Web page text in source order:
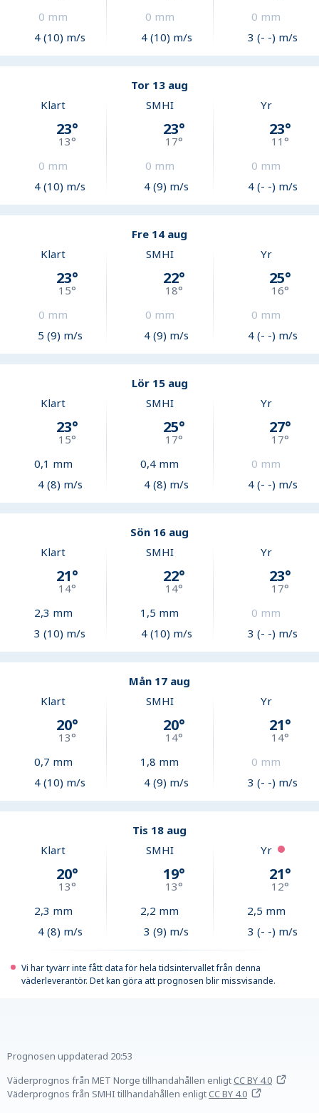
0 mm
4 (10) m/s
0 mm
4 (10) m/s
0 mm
3 (- -) m/s
Tor 13 aug
Klart
23°
13°
0 mm
4 (10) m/s
SMHI
23°
17°
0 mm
4 (9) m/s
Yr
23°
11°
0 mm
4 (- -) m/s
Fre 14 aug
Klart
23°
15°
0 mm
5 (9) m/s
SMHI
22°
18°
0 mm
4 (9) m/s
Yr
25°
16°
0 mm
4 (- -) m/s
Lör 15 aug
Klart
23°
15°
0,1 mm
4 (8) m/s
SMHI
25°
17°
0,4 mm
4 (8) m/s
Yr
27°
17°
0 mm
4 (- -) m/s
Sön 16 aug
Klart
21°
14°
2,3 mm
3 (10) m/s
SMHI
22°
14°
1,5 mm
4 (10) m/s
Yr
23°
17°
0 mm
3 (- -) m/s
Mån 17 aug
Klart
20°
13°
0,7 mm
4 (10) m/s
SMHI
20°
14°
1,8 mm
4 (9) m/s
Yr
21°
14°
0 mm
3 (- -) m/s
Tis 18 aug
Klart
20°
13°
2,3 mm
4 (8) m/s
SMHI
19°
13°
2,2 mm
3 (9) m/s
Yr
21°
12°
2,5 mm
3 (- -) m/s
Vi har tyvärr inte fått data för hela tidsintervallet från denna
väderleverantör. Det kan göra att prognosen blir missvisande.
Prognosen uppdaterad 20:53
Väderprognos från MET Norge tillhandahållen enligtCC BY 4.0
Väderprognos från SMHI tillhandahållen enligtCC BY 4.0